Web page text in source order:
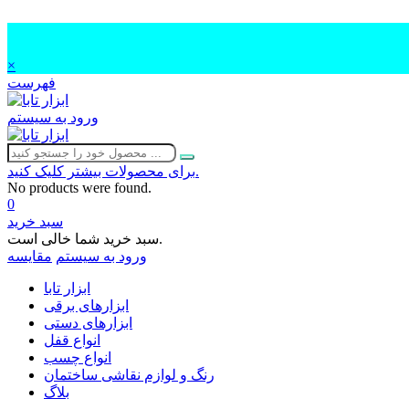
×
فهرست
ورود به سیستم
برای محصولات بیشتر کلیک کنید.
No products were found.
0
سبد خرید
سبد خرید شما خالی است.
ورود به سیستم مقایسه
ابزار تابا
ابزارهای برقی
ابزارهای دستی
انواع قفل
انواع چسب
رنگ و لوازم نقاشی ساختمان
بلاگ